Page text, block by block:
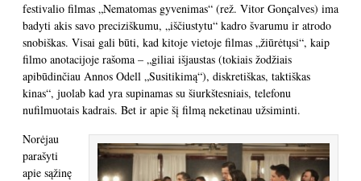
festivalio filmas „Nematomas gyvenimas“ (rež. Vitor Gonçalves) ima
badyti akis savo preciziškumu, „iščiustytu“ kadro švarumu ir atrodo
snobiškas. Visai gali būti, kad kitoje vietoje filmas „žiūrėtųsi“, kaip
filmo anotacijoje rašoma – „giliai išjaustas (tokiais žodžiais
apibūdinčiau Annos Odell „Susitikimą“), diskretiškas, taktiškas
kinas“, juolab kad yra supinamas su šiurkštesniais, telefonu
nufilmuotais kadrais. Bet ir apie šį filmą neketinau užsiminti.
Norėjau
parašyti
apie sąžinę